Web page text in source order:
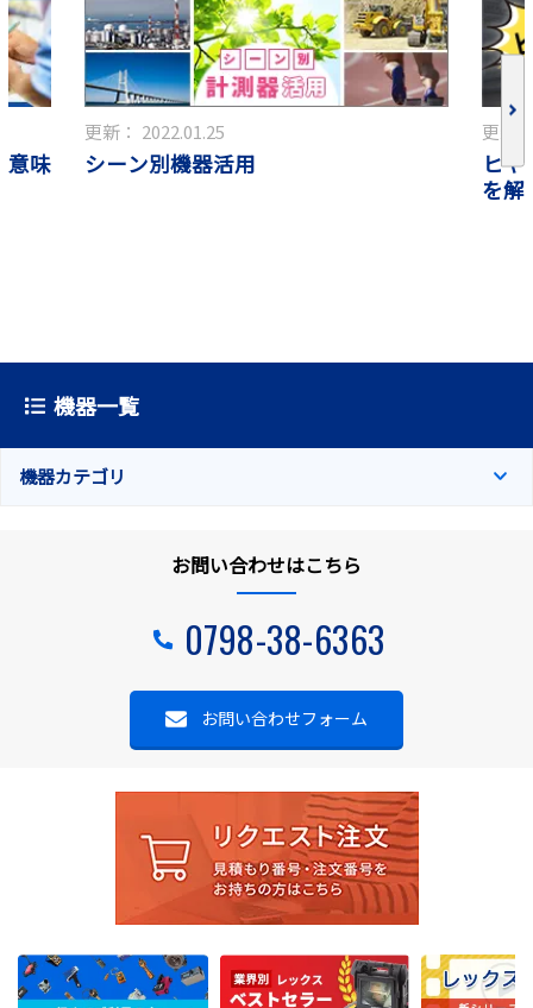
意味
更新： 2022.01.25
シーン別機器活用
更新
ヒ
を解
機器一覧
機器カテゴリ
お問い合わせはこちら
0798-38-6363
お問い合わせフォーム